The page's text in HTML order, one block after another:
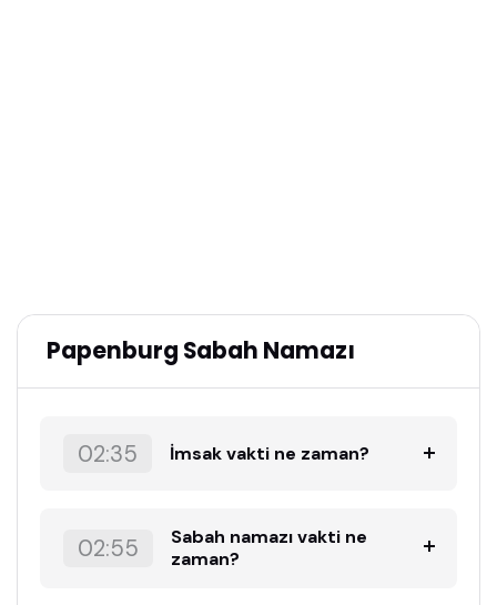
Papenburg Sabah Namazı
02:35 İmsak vakti ne zaman?
02:55
Sabah namazı vakti ne
zaman?